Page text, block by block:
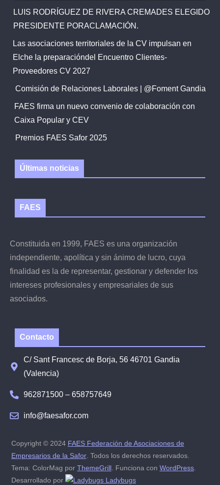
LUIS RODRÍGUEZ DE RIVERA CREMADES ELEGIDO
PRESIDENTE PORACLAMACIÓN.
Las asociaciones territoriales de la CV impulsan en
Elche la preparacióndel Encuentro Clientes-
Proveedores CV 2027
Comisión de Relaciones Laborales | @Foment Gandia
FAES firma un nuevo convenio de colaboración con
Caixa Popular y CEV
Premios FAES Safor 2025
Últimas noticias
FAES
Constituida en 1999, FAES es una organización
independiente, apolítica y sin ánimo de lucro, cuya
finalidad es la de representar, gestionar y defender los
intereses profesionales y empresariales de sus
asociados.
Contacto
C/ Sant Francesc de Borja, 56 46701 Gandia
(Valencia)
962871500 – 658757649
info@faesafor.com
Copyright © 2024 FAES Federación de Asociaciones de
Empresarios de la Safor. Todos los derechos reservados.
Tema: ColorMag por ThemeGrill. Funciona con WordPress.
Desarrollado por
Ladybugs